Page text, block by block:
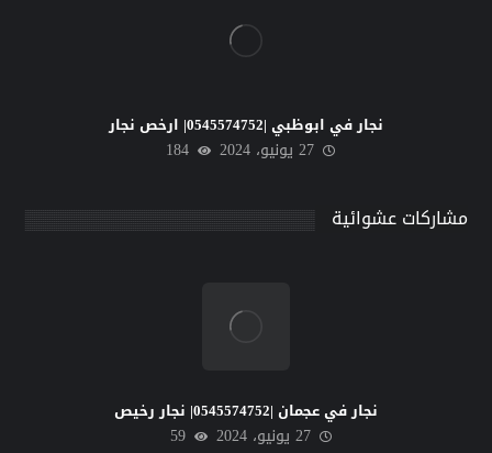
نجار في ابوظبي |0545574752| ارخص نجار
27 يونيو، 2024 184
مشاركات عشوائية
نجار في عجمان |0545574752| نجار رخيص
27 يونيو، 2024 59